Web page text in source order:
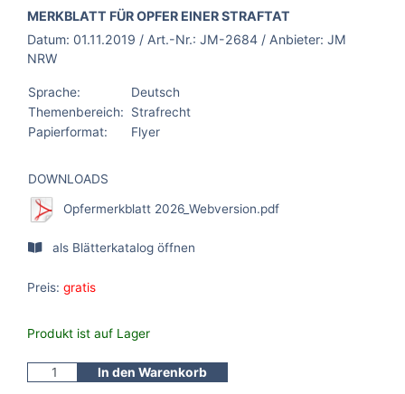
BROSCHÜRE:
MERKBLATT FÜR OPFER EINER STRAFTAT
Datum: 01.11.2019 / Art.-Nr.: JM-2684 / Anbieter: JM
NRW
Sprache:
Deutsch
Themenbereich:
Strafrecht
Papierformat:
Flyer
DOWNLOADS
Opfermerkblatt 2026_Webversion.pdf
als Blätterkatalog öffnen
Preis: gratis
Produkt ist auf Lager
In den Warenkorb